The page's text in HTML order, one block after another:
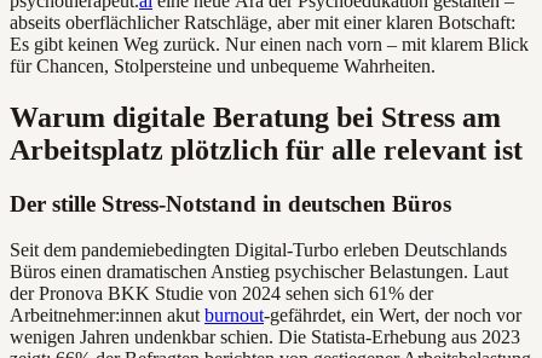
abseits oberflächlicher Ratschläge, aber mit einer klaren Botschaft:
Es gibt keinen Weg zurück. Nur einen nach vorn – mit klarem Blick
für Chancen, Stolpersteine und unbequeme Wahrheiten.
Warum digitale Beratung bei Stress am
Arbeitsplatz plötzlich für alle relevant ist
Der stille Stress-Notstand in deutschen Büros
Seit dem pandemiebedingten Digital-Turbo erleben Deutschlands
Büros einen dramatischen Anstieg psychischer Belastungen. Laut
der Pronova BKK Studie von 2024 sehen sich 61% der
Arbeitnehmer:innen akut burnout-gefährdet, ein Wert, der noch vor
wenigen Jahren undenkbar schien. Die Statista-Erhebung aus 2023